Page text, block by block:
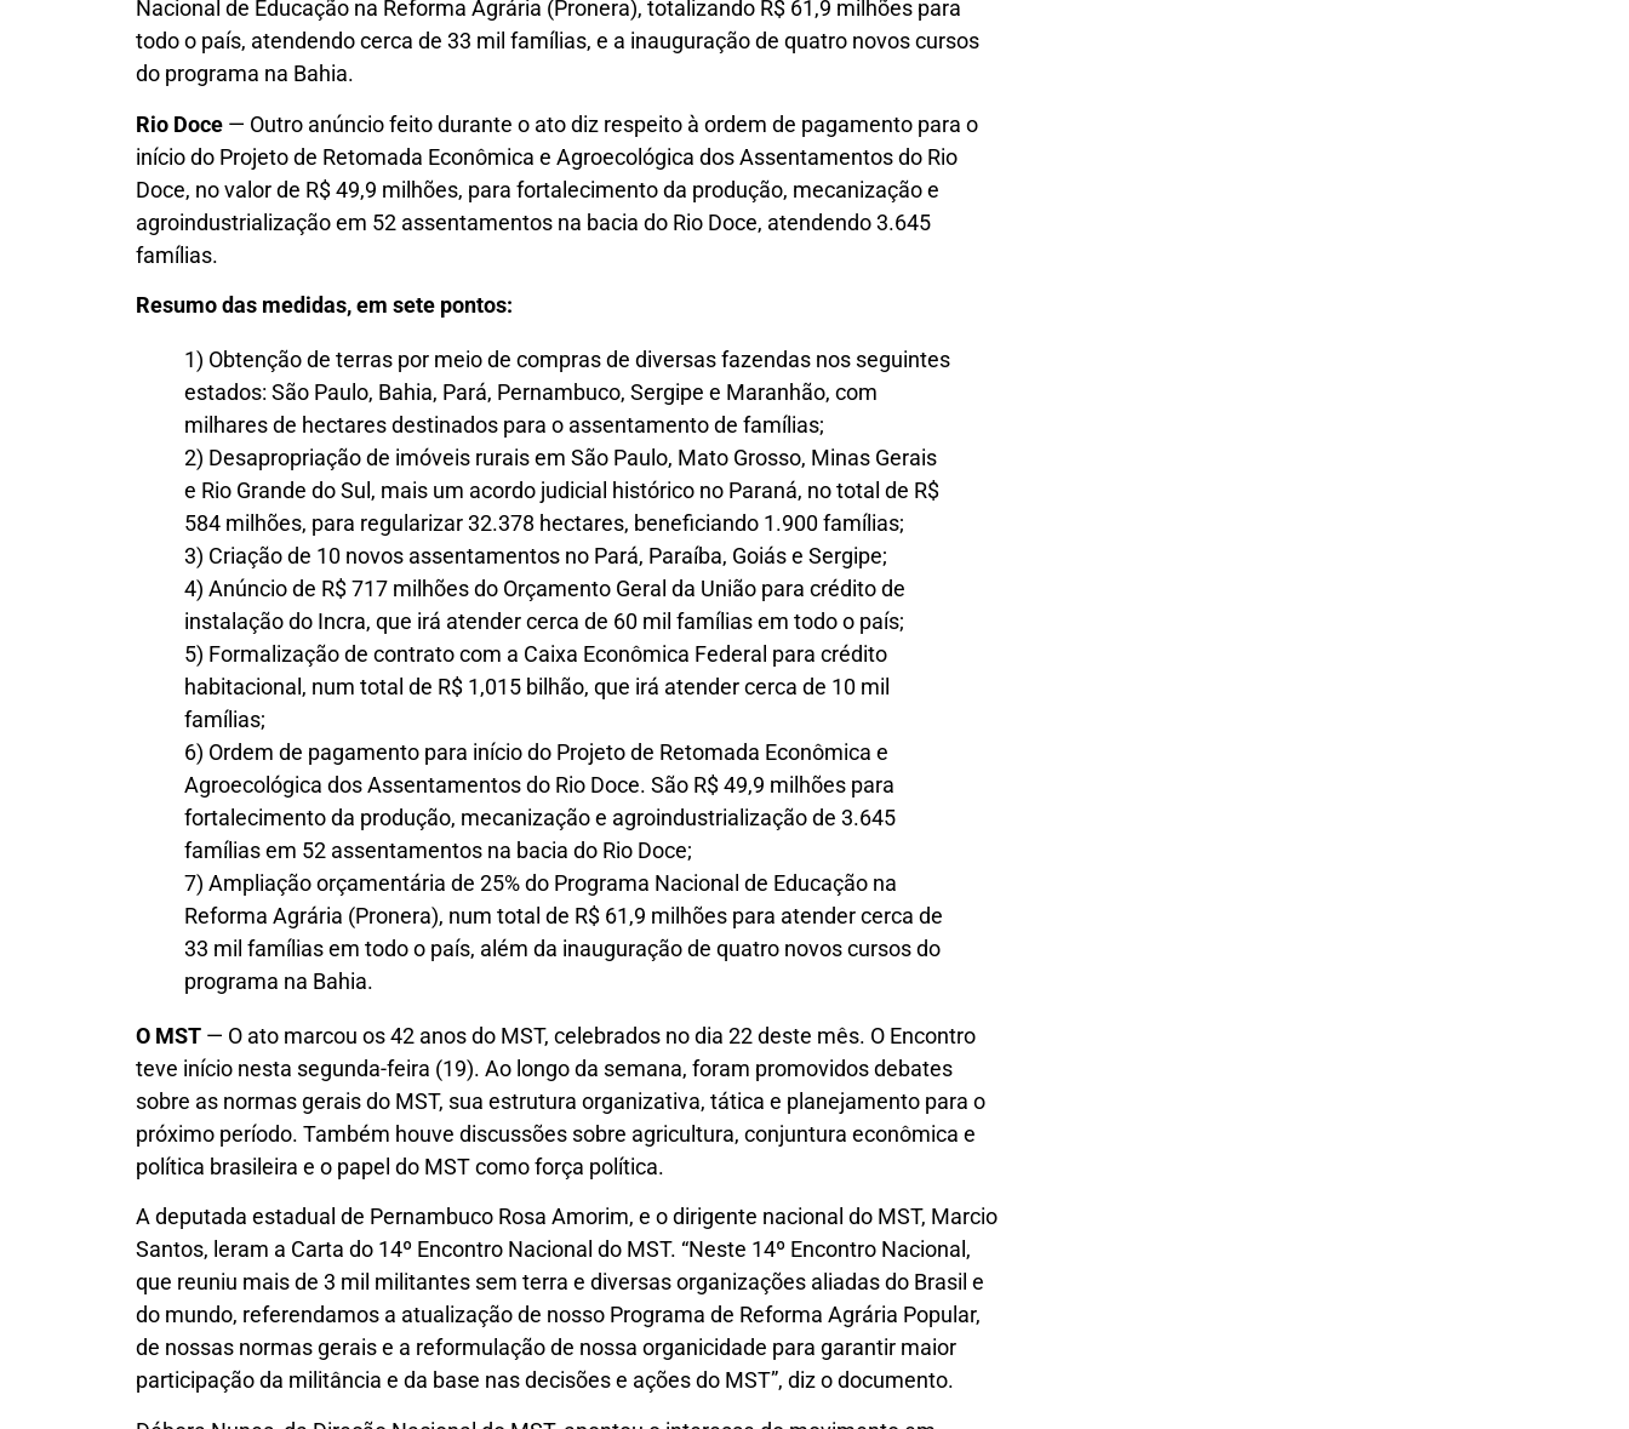
Nacional de Educação na Reforma Agrária (Pronera), totalizando R$ 61,9 milhões para
todo o país, atendendo cerca de 33 mil famílias, e a inauguração de quatro novos cursos
do programa na Bahia.
Rio Doce — Outro anúncio feito durante o ato diz respeito à ordem de pagamento para o
início do Projeto de Retomada Econômica e Agroecológica dos Assentamentos do Rio
Doce, no valor de R$ 49,9 milhões, para fortalecimento da produção, mecanização e
agroindustrialização em 52 assentamentos na bacia do Rio Doce, atendendo 3.645
famílias.
Resumo das medidas, em sete pontos:
1) Obtenção de terras por meio de compras de diversas fazendas nos seguintes
estados: São Paulo, Bahia, Pará, Pernambuco, Sergipe e Maranhão, com
milhares de hectares destinados para o assentamento de famílias;
2) Desapropriação de imóveis rurais em São Paulo, Mato Grosso, Minas Gerais
e Rio Grande do Sul, mais um acordo judicial histórico no Paraná, no total de R$
584 milhões, para regularizar 32.378 hectares, beneficiando 1.900 famílias;
3) Criação de 10 novos assentamentos no Pará, Paraíba, Goiás e Sergipe;
4) Anúncio de R$ 717 milhões do Orçamento Geral da União para crédito de
instalação do Incra, que irá atender cerca de 60 mil famílias em todo o país;
5) Formalização de contrato com a Caixa Econômica Federal para crédito
habitacional, num total de R$ 1,015 bilhão, que irá atender cerca de 10 mil
famílias;
6) Ordem de pagamento para início do Projeto de Retomada Econômica e
Agroecológica dos Assentamentos do Rio Doce. São R$ 49,9 milhões para
fortalecimento da produção, mecanização e agroindustrialização de 3.645
famílias em 52 assentamentos na bacia do Rio Doce;
7) Ampliação orçamentária de 25% do Programa Nacional de Educação na
Reforma Agrária (Pronera), num total de R$ 61,9 milhões para atender cerca de
33 mil famílias em todo o país, além da inauguração de quatro novos cursos do
programa na Bahia.
O MST — O ato marcou os 42 anos do MST, celebrados no dia 22 deste mês. O Encontro
teve início nesta segunda-feira (19). Ao longo da semana, foram promovidos debates
sobre as normas gerais do MST, sua estrutura organizativa, tática e planejamento para o
próximo período. Também houve discussões sobre agricultura, conjuntura econômica e
política brasileira e o papel do MST como força política.
A deputada estadual de Pernambuco Rosa Amorim, e o dirigente nacional do MST, Marcio
Santos, leram a Carta do 14º Encontro Nacional do MST. “Neste 14º Encontro Nacional,
que reuniu mais de 3 mil militantes sem terra e diversas organizações aliadas do Brasil e
do mundo, referendamos a atualização de nosso Programa de Reforma Agrária Popular,
de nossas normas gerais e a reformulação de nossa organicidade para garantir maior
participação da militância e da base nas decisões e ações do MST”, diz o documento.